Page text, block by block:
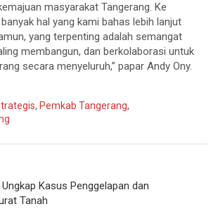
masyarakat Tangerang. Ke
hal yang kami bahas lebih lanjut
yang terpenting adalah semangat
membangun, dan berkolaborasi untuk
secara menyeluruh,” papar Andy Ony.
, Pemkab Tangerang,
Kasus Penggelapan dan
Tanah